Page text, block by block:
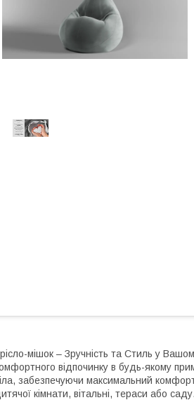
мішок – Зручність та Стиль у
відпочинку в будь-якому
забезпечуючи максимальний
кімнати, вітальні, тераси або